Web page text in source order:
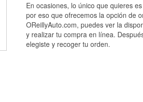
En ocasiones, lo único que quieres
por eso que ofrecemos la opción de
OReillyAuto.com, puedes ver la
y realizar tu compra en línea.
elegiste y recoger tu orden.